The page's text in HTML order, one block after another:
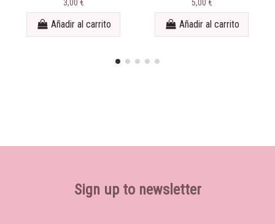
3,00 €
Añadir al carrito
5,00 €
Añadir al carrito
Sign up to newsletter